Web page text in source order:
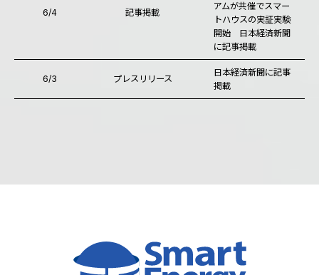
6/4 記事掲載
アムが共催でスマー
トハウスの実証実験
開始 日本経済新聞
に記事掲載
6/3 プレスリリース
日本経済新聞に記事
掲載